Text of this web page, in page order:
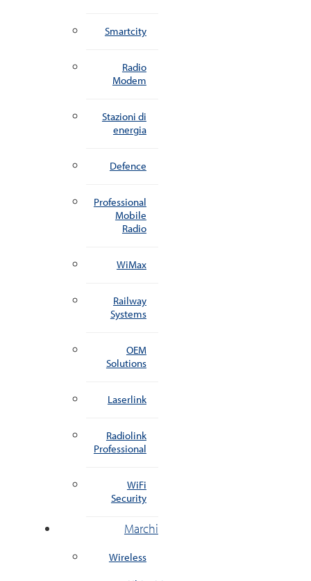
Smartcity
Radio
Modem
Stazioni di
energia
Defence
Professional
Mobile
Radio
WiMax
Railway
Systems
OEM
Solutions
Laserlink
Radiolink
Professional
WiFi
Security
Marchi
Wireless